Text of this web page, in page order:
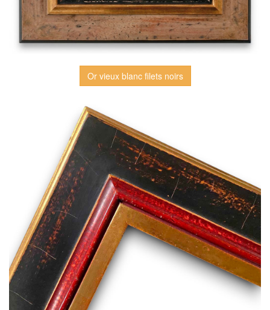
Or vieux blanc filets noirs